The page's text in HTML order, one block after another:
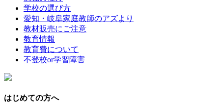
学校の選び方
愛知・岐阜家庭教師のアズより
教材販売にご注意
教育情報
教育費について
不登校or学習障害
はじめての方へ